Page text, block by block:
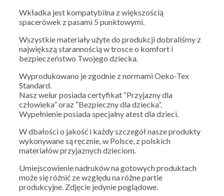
Wkładka jest kompatybilna z większością
spacerówek z pasami 5 punktowymi.
Wszystkie materiały użyte do produkcji dobraliśmy z
największą starannością w trosce o komfort i
bezpieczeństwo Twojego dziecka.
Wyprodukowano je zgodnie z normami Oeko-Tex
Standard.
Nasz welur posiada certyfikat “Przyjazny dla
człowieka” oraz “Bezpieczny dla dziecka”.
Wypełnienie posiada specjalny atest dla dzieci.
W dbałości o jakość i każdy szczegół nasze produkty
wykonywane są ręcznie, w Polsce, z polskich
materiałów przyjaznych dzieciom.
Umiejscowienie nadruków na gotowych produktach
może się różnić ze względu na różne partie
produkcyjne. Zdjęcie jedynie poglądowe.